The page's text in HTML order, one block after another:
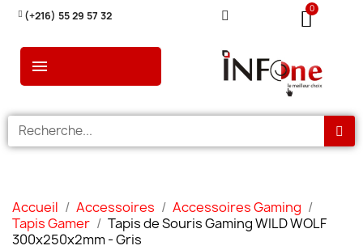
(+216) 55 29 57 32
Accueil Accessoires
Accessoires Gaming
Tapis Gamer
Tapis de Souris Gaming WILD WOLF
300x250x2mm - Gris